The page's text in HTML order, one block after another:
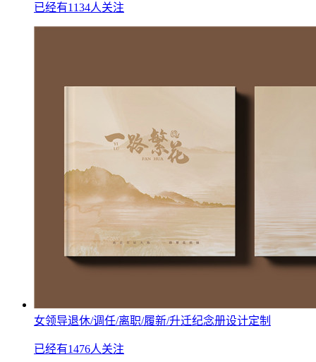
已经有1134人关注
女领导退休/调任/离职/履新/升迁纪念册设计定制
已经有1476人关注